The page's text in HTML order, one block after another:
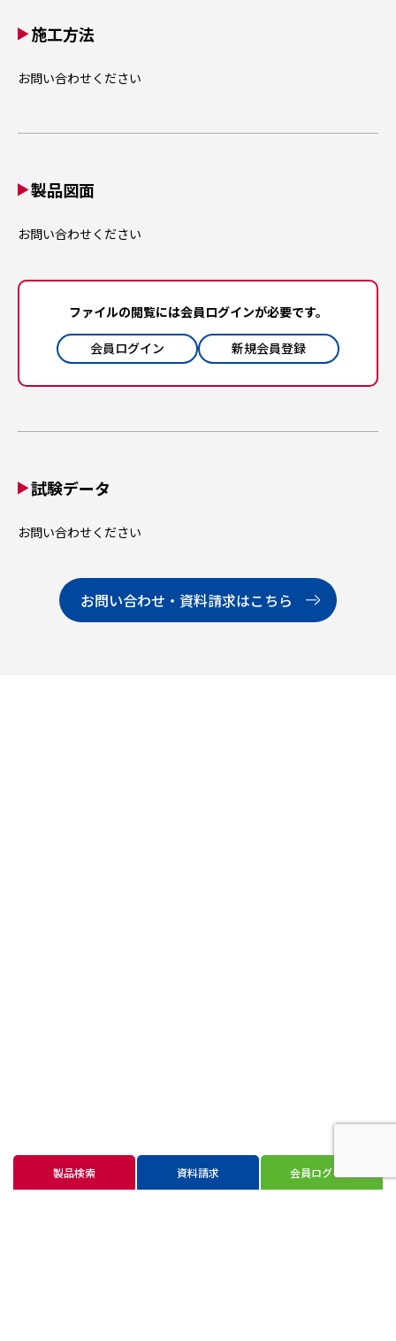
製品検索 資料請求 会員ログイン
施工方法
お問い合わせください
製品図面
お問い合わせください
ファイルの閲覧には会員ログインが必要です。
会員ログイン 新規会員登録
試験データ
お問い合わせください
お問い合わせ・資料請求はこちら